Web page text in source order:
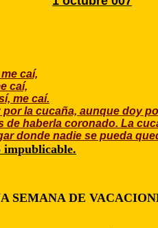
caí,
caí,
me caí.
la cucaña, aunque doy
de haberla coronado. La
donde nadie se pueda
SEMANA DE